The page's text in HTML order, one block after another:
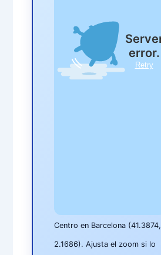
Centro en Barcelona (41.3874,
2.1686). Ajusta el zoom si lo